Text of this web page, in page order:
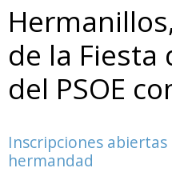
de la Fiesta
del PSOE
Inscripciones
hermandad